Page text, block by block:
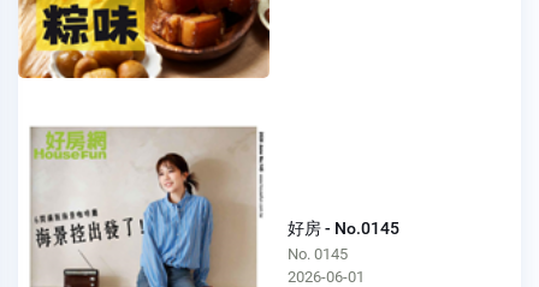
好房 - No.0145
No. 0145
2026-06-01